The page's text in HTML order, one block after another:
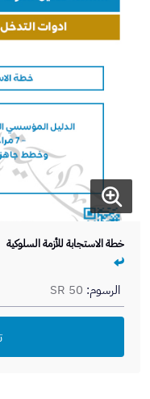
خطة الاستجابة للأزمة السلوكية
الرسوم: